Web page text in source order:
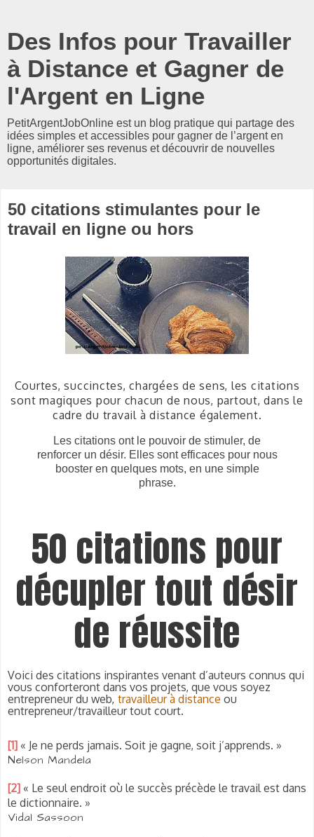
Des Infos pour Travailler
à Distance et Gagner de
l'Argent en Ligne
PetitArgentJobOnline est un blog pratique qui partage des
idées simples et accessibles pour gagner de l’argent en
ligne, améliorer ses revenus et découvrir de nouvelles
opportunités digitales.
50 citations stimulantes pour le
travail en ligne ou hors
Courtes,succinctes, chargées de sens, les citations
sont magiques pour chacun de nous, partout, dans le
cadre du travail à distance également.
Les citations ont le pouvoir de stimuler, de
renforcer un désir. Elles sont efficaces pour nous
booster en quelques mots, en une simple
phrase.
50 citations pour
décupler tout désir
de réussite
Voici des citations inspirantes venant d’auteurs connus qui
vous conforteront dans vos projets, que vous soyez
entrepreneur du web, travailleur à distance ou
entrepreneur/travailleur tout court.
[1] « Je ne perds jamais. Soit je gagne, soit j’apprends. »
Nelson Mandela
[2] « Le seul endroit où le succès précède le travail est dans
le dictionnaire. »
Vidal Sassoon